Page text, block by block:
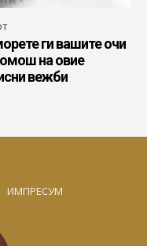
ги вашите очи
на овие
вежби
ИМПРЕСУМ